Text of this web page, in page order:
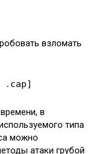
взломать
․cap]
в
типа
можно
атаки грубой